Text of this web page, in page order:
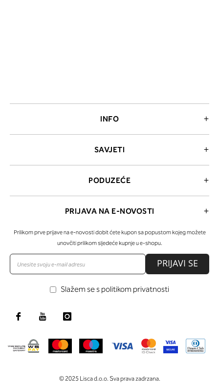
INFO
SAVJETI
PODUZEĆE
PRIJAVA NA E-NOVOSTI
Prilikom prve prijave na e-novosti dobit ćete kupon sa popustom kojeg možete
unovčiti prilikom sljedeće kupnje u e-shopu.
PRIJAVI SE
Slažem se s politikom privatnosti
© 2025 Lisca d.o.o. Sva prava zadrzana.